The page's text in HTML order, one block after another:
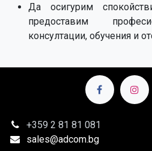
Да осигурим
предоставим
консултации, обучения и
+359 2 81 81 081
sales@adcom.bg